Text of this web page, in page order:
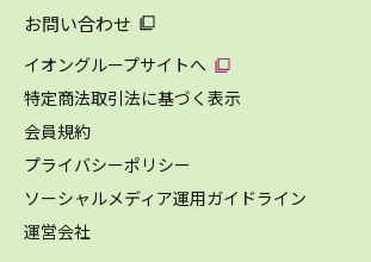
お問い合わせ
イオングループサイトへ
特定商法取引法に基づく表示
会員規約
プライバシーポリシー
ソーシャルメディア運用ガイドライン
運営会社